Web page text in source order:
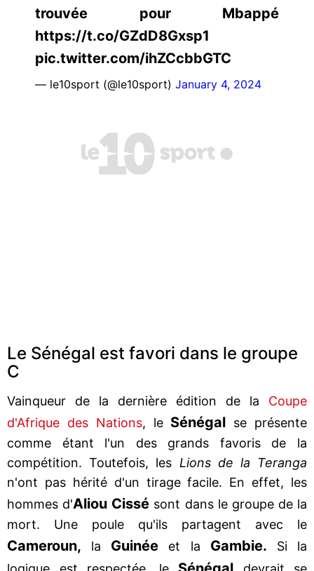
trouvée pour Mbappé
https://t.co/GZdD8Gxsp1
pic.twitter.com/ihZCcbbGTC
— le10sport (@le10sport) January 4, 2024
Le Sénégal est favori dans le groupe
C
Vainqueur de la dernière édition de la Coupe
d'Afrique des Nations, le Sénégal se présente
comme étant l'un des grands favoris de la
compétition. Toutefois, les Lions de la Teranga
n'ont pas hérité d'un tirage facile. En effet, les
hommes d'Aliou Cissé sont dans le groupe de la
mort. Une poule qu'ils partagent avec le
Cameroun, la Guinée et la Gambie. Si la